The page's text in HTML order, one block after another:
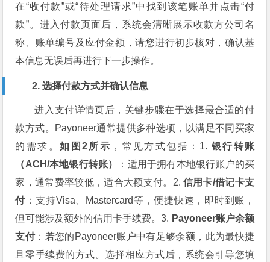
在“收付款”或“待处理请求”中找到该笔账单并点击“付
款”。进入付款页面后，系统会清晰展示收款方公司名
称、账单编号及应付金额，请您进行初步核对，确认基
本信息无误后再进行下一步操作。
2. 选择付款方式并确认信息
进入支付详情页后，关键步骤在于选择最合适的付
款方式。Payoneer通常提供多种选项，以满足不同买家
的需求。如图2所示 ，常见方式包括：1. 银行转账
（ACH/本地银行转账）
：适用于拥有本地银行账户的买
家，通常费率较低，适合大额支付。2. 信用卡/借记卡支
付 ：支持Visa、Mastercard等，便捷快速，即时到账，
但可能涉及额外的信用卡手续费。3. Payoneer账户余额
支付：若您的Payoneer账户中有足够余额，此为最快捷
且零手续费的方式。选择相应方式后，系统会引导您填